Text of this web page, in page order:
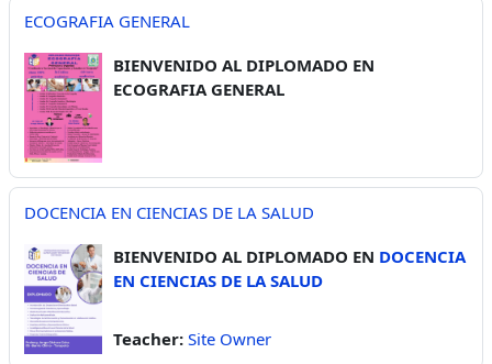
ECOGRAFIA GENERAL
BIENVENIDO AL DIPLOMADO EN
ECOGRAFIA GENERAL
DOCENCIA EN CIENCIAS DE LA SALUD
BIENVENIDO AL DIPLOMADO EN DOCENCIA
EN CIENCIAS DE LA SALUD
Teacher: Site Owner